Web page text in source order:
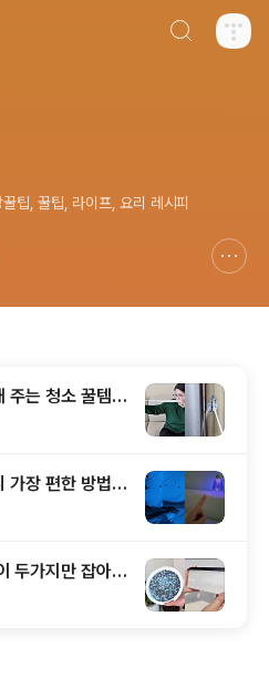
팁, 꿀팁, 라이프, 요리 레시피
주는 청소 꿀템이
가장 편한 방법은
두가지만 잡아도